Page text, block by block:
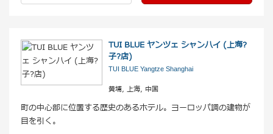
TUI BLUE ヤンツェ シャンハイ (上海?
子?店)
TUI BLUE Yangtze Shanghai
黄埔, 上海, 中国
町の中心部に位置する歴史のあるホテル。ヨーロッパ調の建物が
目を引く。